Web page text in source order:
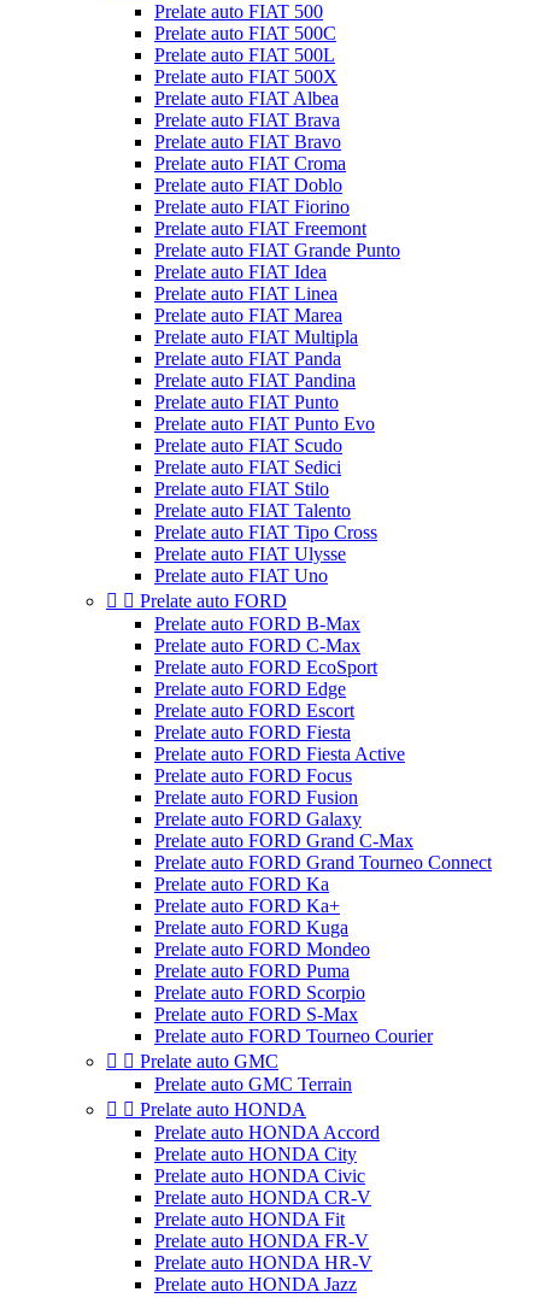
Prelate auto FIAT 500
Prelate auto FIAT 500C
Prelate auto FIAT 500L
Prelate auto FIAT 500X
Prelate auto FIAT Albea
Prelate auto FIAT Brava
Prelate auto FIAT Bravo
Prelate auto FIAT Croma
Prelate auto FIAT Doblo
Prelate auto FIAT Fiorino
Prelate auto FIAT Freemont
Prelate auto FIAT Grande Punto
Prelate auto FIAT Idea
Prelate auto FIAT Linea
Prelate auto FIAT Marea
Prelate auto FIAT Multipla
Prelate auto FIAT Panda
Prelate auto FIAT Pandina
Prelate auto FIAT Punto
Prelate auto FIAT Punto Evo
Prelate auto FIAT Scudo
Prelate auto FIAT Sedici
Prelate auto FIAT Stilo
Prelate auto FIAT Talento
Prelate auto FIAT Tipo Cross
Prelate auto FIAT Ulysse
Prelate auto FIAT Uno
  Prelate auto FORD
Prelate auto FORD B-Max
Prelate auto FORD C-Max
Prelate auto FORD EcoSport
Prelate auto FORD Edge
Prelate auto FORD Escort
Prelate auto FORD Fiesta
Prelate auto FORD Fiesta Active
Prelate auto FORD Focus
Prelate auto FORD Fusion
Prelate auto FORD Galaxy
Prelate auto FORD Grand C-Max
Prelate auto FORD Grand Tourneo Connect
Prelate auto FORD Ka
Prelate auto FORD Ka+
Prelate auto FORD Kuga
Prelate auto FORD Mondeo
Prelate auto FORD Puma
Prelate auto FORD Scorpio
Prelate auto FORD S-Max
Prelate auto FORD Tourneo Courier
  Prelate auto GMC
Prelate auto GMC Terrain
  Prelate auto HONDA
Prelate auto HONDA Accord
Prelate auto HONDA City
Prelate auto HONDA Civic
Prelate auto HONDA CR-V
Prelate auto HONDA Fit
Prelate auto HONDA FR-V
Prelate auto HONDA HR-V
Prelate auto HONDA Jazz